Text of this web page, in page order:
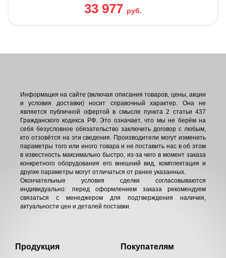
33 977 руб.
Информация на сайте (включая описания товаров, цены, акции
и условия доставки) носит справочный характер. Она не
является публичной офертой в смысле пункта 2 статьи 437
Гражданского кодекса РФ. Это означает, что мы не берём на
себя безусловное обязательство заключить договор с любым,
кто отзовётся на эти сведения. Производители могут изменить
параметры того или иного товара и не поставить нас в об этом
в известность максимально быстро, из-за чего в момент заказа
конкретного оборудования его внешний вид, комплектация и
другие параметры могут отличаться от ранее указанных.
Окончательные условия сделки согласовываются
индивидуально: перед оформлением заказа рекомендуем
связаться с менеджером для подтверждения наличия,
актуальности цен и деталей поставки.
Продукция Покупателям